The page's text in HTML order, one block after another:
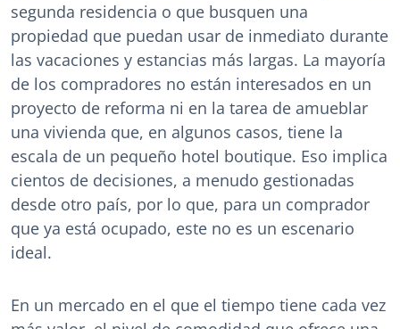
segunda residencia o que busquen una
propiedad que puedan usar de inmediato durante
las vacaciones y estancias más largas. La mayoría
de los compradores no están interesados en un
proyecto de reforma ni en la tarea de amueblar
una vivienda que, en algunos casos, tiene la
escala de un pequeño hotel boutique. Eso implica
cientos de decisiones, a menudo gestionadas
desde otro país, por lo que, para un comprador
que ya está ocupado, este no es un escenario
ideal.
En un mercado en el que el tiempo tiene cada vez